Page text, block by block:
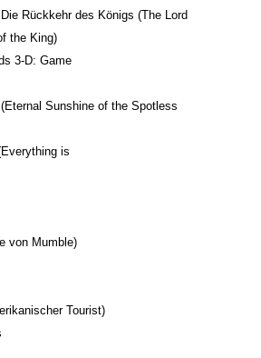
Rückkehr des Königs (The Lord
the King)
3-D: Game
Sunshine of the Spotless
is
von Mumble)
Tourist)